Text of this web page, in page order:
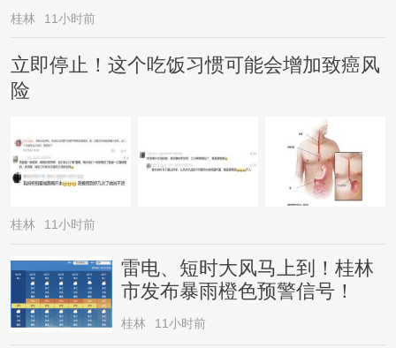
桂林 11小时前
立即停止！这个吃饭习惯可能会增加致癌风
险
桂林 11小时前
雷电、短时大风马上到！桂林
市发布暴雨橙色预警信号！
桂林 11小时前